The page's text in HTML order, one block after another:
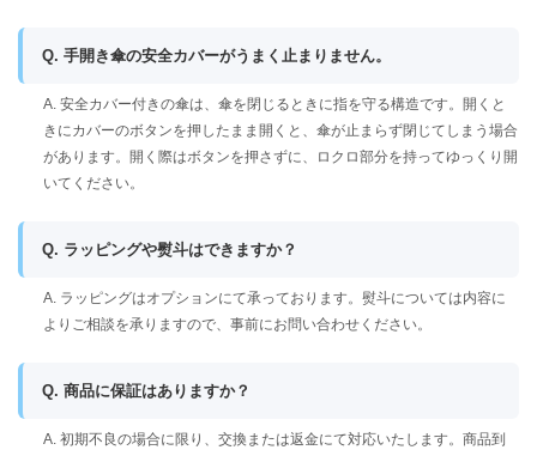
Q. 手開き傘の安全カバーがうまく止まりません。
A. 安全カバー付きの傘は、傘を閉じるときに指を守る構造です。開くと
きにカバーのボタンを押したまま開くと、傘が止まらず閉じてしまう場合
があります。開く際はボタンを押さずに、ロクロ部分を持ってゆっくり開
いてください。
Q. ラッピングや熨斗はできますか？
A. ラッピングはオプションにて承っております。熨斗については内容に
よりご相談を承りますので、事前にお問い合わせください。
Q. 商品に保証はありますか？
A. 初期不良の場合に限り、交換または返金にて対応いたします。商品到